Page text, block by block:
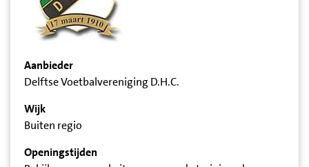
Aanbieder
Delftse Voetbalvereniging D.H.C.
Wijk
Buiten regio
Openingstijden